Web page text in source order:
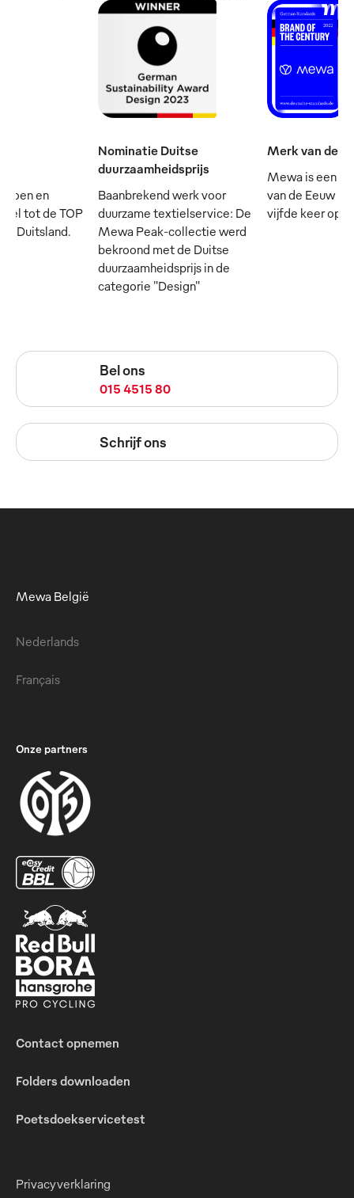
en
tot de TOP
in Duitsland.
Nominatie Duitse
duurzaamheidsprijs
Baanbrekend werk voor
duurzame textielservice: De
Mewa Peak-collectie werd
bekroond met de Duitse
duurzaamheidsprijs in de
categorie "Design"
Merk van de
Mewa is een
van de Eeuw -
vijfde keer op
Bel ons
015 4515 80
Schrijf ons
Mewa België
Nederlands
Français
Onze partners
Contact opnemen
Folders downloaden
Poetsdoekservicetest
Privacyverklaring